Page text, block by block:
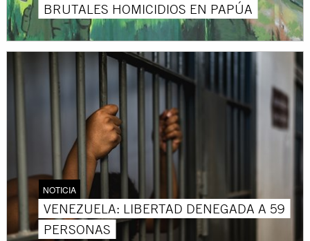
BRUTALES HOMICIDIOS EN PAPÚA
NOTICIA
VENEZUELA: LIBERTAD DENEGADA A 59
PERSONAS